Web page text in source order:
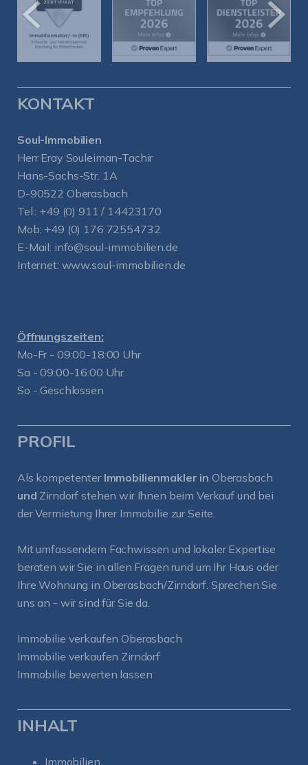
KONTAKT
Soul-Immobilien
Herr Eray Souleiman-Tachir
Hans-Sachs-Str. 1A
D-90522 Oberasbach
Tel.: +49 (0) 911 / 14423170
Mob: +49 (0) 176 72554732
E-Mail: info@soul-immobilien.de
Internet: www.soul-immobilien.de
Öffnungszeiten:
Mo-Fr - 09:00-18:00 Uhr
Sa - 09:00-16:00 Uhr
So - Geschlossen
PROFIL
Als kompetenter Immobilienmakler in Oberasbach
und Zirndorf stehen wir Ihnen beim Verkauf und bei
der Vermietung Ihrer Immobilie zur Seite.
Mit umfassendem Fachwissen und lokaler Expertise
beraten wir Sie in allen Fragen rund um Ihr Haus oder
Ihre Wohnung in Oberasbach/Zirndorf. Sprechen Sie
uns an - wir sind für Sie da.
Immobilie verkaufen Oberasbach
Immobilie verkaufen Zirndorf
Immobilie bewerten lassen
INHALT
Immobilien